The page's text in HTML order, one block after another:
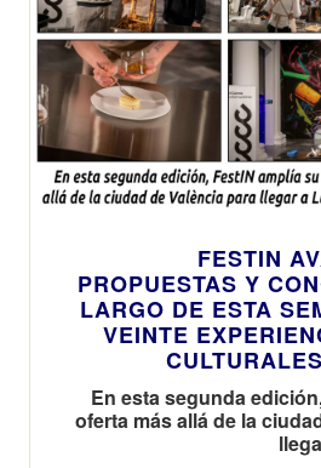
FESTIN
PROPUESTAS Y
LARGO DE ESTA
VEINTE
En esta segunda
oferta más allá de la